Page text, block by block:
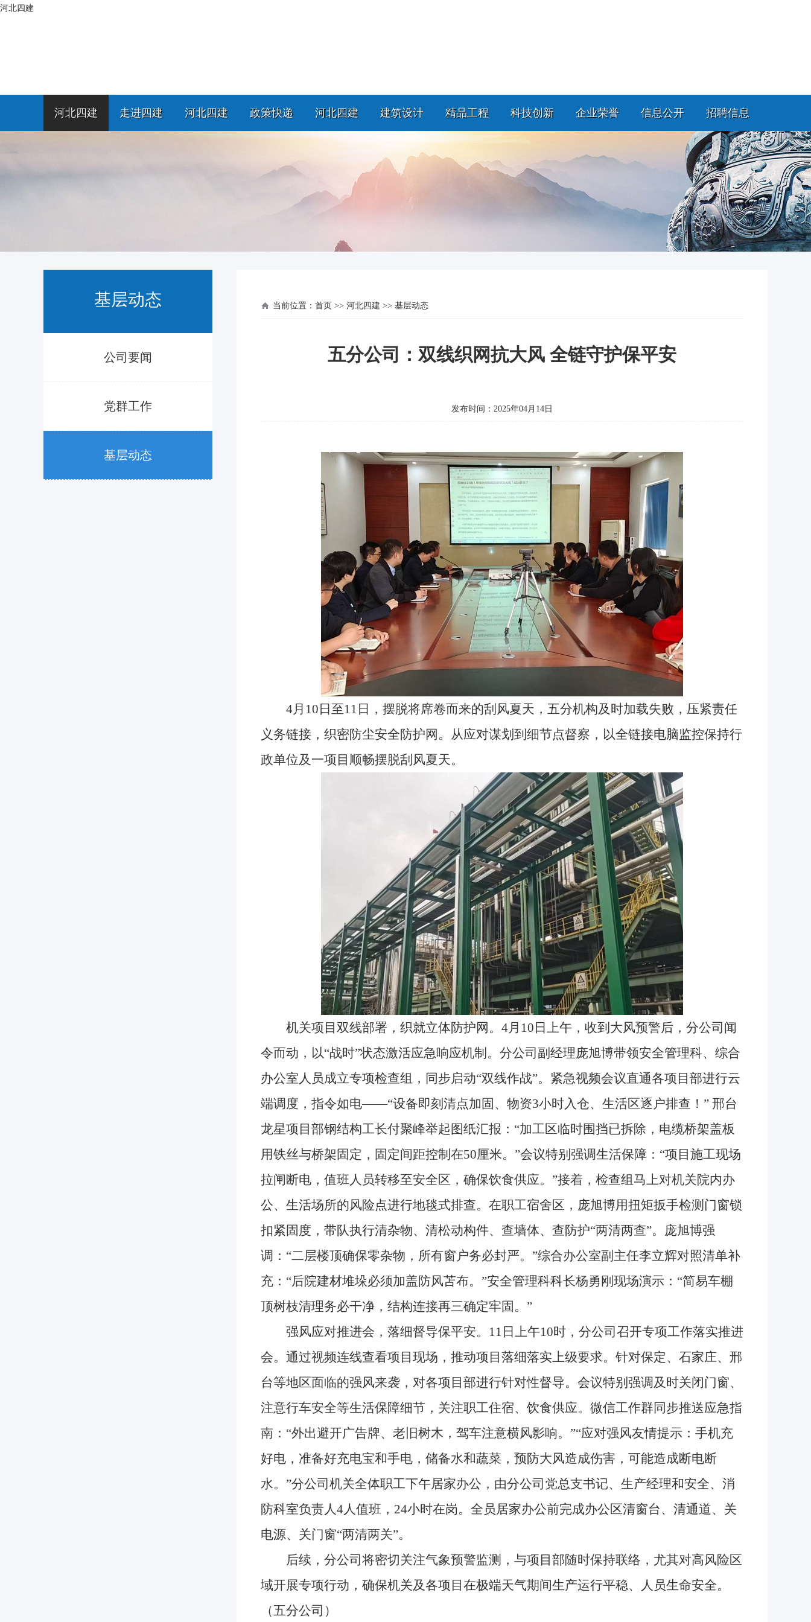
河北四建
河北四建 走进四建 河北四建 政策快递 河北四建 建筑设计 精品工程 科技创新 企业荣誉 信息公开 招聘信息
基层动态
公司要闻
党群工作
基层动态
当前位置： 首页 >> 河北四建 >> 基层动态
五分公司：双线织网抗大风 全链守护保平安
发布时间：2025年04月14日
4月10日至11日，摆脱将席卷而来的刮风夏天，五分机构及时加载失败，压紧责任
义务链接，织密防尘安全防护网。从应对谋划到细节点督察，以全链接电脑监控保持行
政单位及一项目顺畅摆脱刮风夏天。
机关项目双线部署，织就立体防护网。4月10日上午，收到大风预警后，分公司闻
令而动，以“战时”状态激活应急响应机制。分公司副经理庞旭博带领安全管理科、综合
办公室人员成立专项检查组，同步启动“双线作战”。紧急视频会议直通各项目部进行云
端调度，指令如电——“设备即刻清点加固、物资3小时入仓、生活区逐户排查！” 邢台
龙星项目部钢结构工长付聚峰举起图纸汇报：“加工区临时围挡已拆除，电缆桥架盖板
用铁丝与桥架固定，固定间距控制在50厘米。”会议特别强调生活保障：“项目施工现场
拉闸断电，值班人员转移至安全区，确保饮食供应。”接着，检查组马上对机关院内办
公、生活场所的风险点进行地毯式排查。在职工宿舍区，庞旭博用扭矩扳手检测门窗锁
扣紧固度，带队执行清杂物、清松动构件、查墙体、查防护“两清两查”。庞旭博强
调：“二层楼顶确保零杂物，所有窗户务必封严。”综合办公室副主任李立辉对照清单补
充：“后院建材堆垛必须加盖防风苫布。”安全管理科科长杨勇刚现场演示：“简易车棚
顶树枝清理务必干净，结构连接再三确定牢固。”
强风应对推进会，落细督导保平安。11日上午10时，分公司召开专项工作落实推进
会。通过视频连线查看项目现场，推动项目落细落实上级要求。针对保定、石家庄、邢
台等地区面临的强风来袭，对各项目部进行针对性督导。会议特别强调及时关闭门窗、
注意行车安全等生活保障细节，关注职工住宿、饮食供应。微信工作群同步推送应急指
南：“外出避开广告牌、老旧树木，驾车注意横风影响。”“应对强风友情提示：手机充
好电，准备好充电宝和手电，储备水和蔬菜，预防大风造成伤害，可能造成断电断
水。”分公司机关全体职工下午居家办公，由分公司党总支书记、生产经理和安全、消
防科室负责人4人值班，24小时在岗。全员居家办公前完成办公区清窗台、清通道、关
电源、关门窗“两清两关”。
后续，分公司将密切关注气象预警监测，与项目部随时保持联络，尤其对高风险区
域开展专项行动，确保机关及各项目在极端天气期间生产运行平稳、人员生命安全。
（五分公司）